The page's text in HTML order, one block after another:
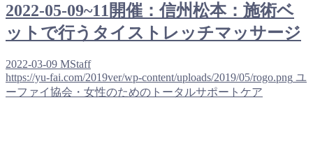
2022-05-09~11開催：信州松本：施術ベ
ットで行うタイストレッチマッサージ
2022-03-09 MStaff
https://yu-fai.com/2019ver/wp-content/uploads/2019/05/rogo.png ユ
ーファイ協会・女性のためのトータルサポートケア